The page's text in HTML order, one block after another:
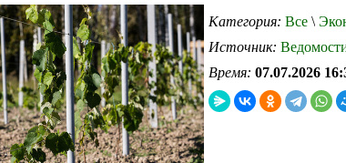
Категория: Все \
Источник:
Время: 07.07.2026